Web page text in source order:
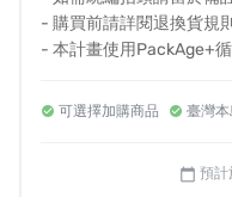
- 購買前請詳閱退換貨規則
- 本計畫使用PackAge+
可選擇加購商品 臺灣
calendar_today 預計